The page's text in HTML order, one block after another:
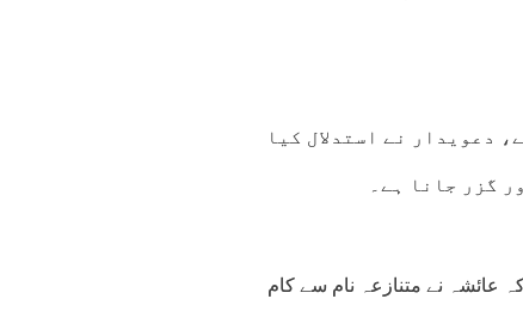
دعویدار نے استدلال کیا
گزر جانا ہے۔
عائشہ نے متنازعہ نام سے کام
32°C 33°C 34°C 34°C